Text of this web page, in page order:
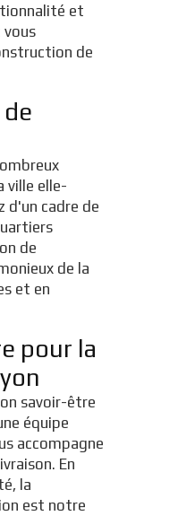
et
vous
de
ville elle-
d'un cadre de
de
de la
et en
pour la
savoir-être
équipe
accompagne
En
la
est notre